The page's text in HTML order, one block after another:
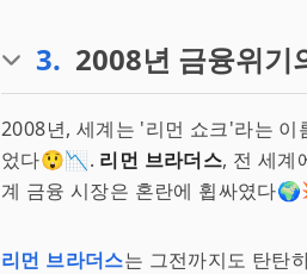
3. 2008년 금융위기
2008년, 세계는 '리먼 쇼크'라는 이
었다😲📉. 리먼 브라더스, 전 세계
계 금융 시장은 혼란에 휩싸였다
리먼 브라더스는 그전까지도 탄탄